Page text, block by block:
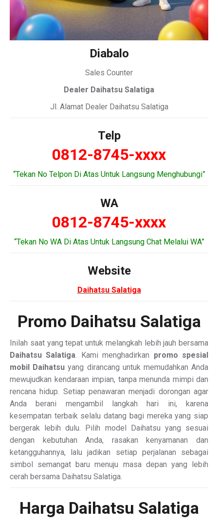
Diabalo
Sales Counter
Dealer Daihatsu Salatiga
Jl. Alamat Dealer Daihatsu Salatiga
Telp
0812-8745-xxxx
“Tekan No Telpon Di Atas Untuk Langsung Menghubungi”
WA
0812-8745-xxxx
“Tekan No WA Di Atas Untuk Langsung Chat Melalui WA”
Website
Daihatsu Salatiga
Promo Daihatsu Salatiga
Inilah saat yang tepat untuk melangkah lebih jauh bersama
Daihatsu Salatiga. Kami menghadirkan promo spesial
mobil Daihatsu yang dirancang untuk memudahkan Anda
mewujudkan kendaraan impian, tanpa menunda mimpi dan
rencana hidup. Setiap penawaran menjadi dorongan agar
Anda berani mengambil langkah hari ini, karena
kesempatan terbaik selalu datang bagi mereka yang siap
bergerak lebih dulu. Pilih model Daihatsu yang sesuai
dengan kebutuhan Anda, rasakan kenyamanan dan
ketangguhannya, lalu jadikan setiap perjalanan sebagai
simbol semangat baru menuju masa depan yang lebih
cerah bersama Daihatsu Salatiga.
Harga Daihatsu Salatiga